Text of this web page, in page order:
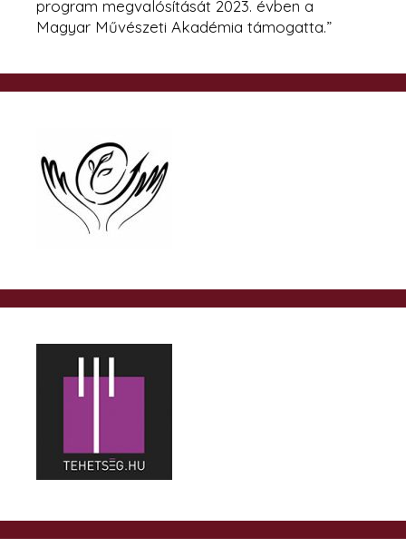
program megvalósítását 2023. évben a
Magyar Művészeti Akadémia támogatta.”